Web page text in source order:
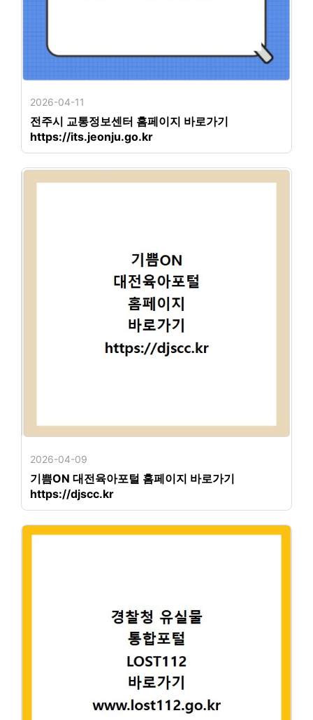
2026-04-11
전주시 교통정보센터 홈페이지 바로가기
https://its.jeonju.go.kr
2026-04-09
기쁨ON 대전육아포털 홈페이지 바로가기
https://djscc.kr